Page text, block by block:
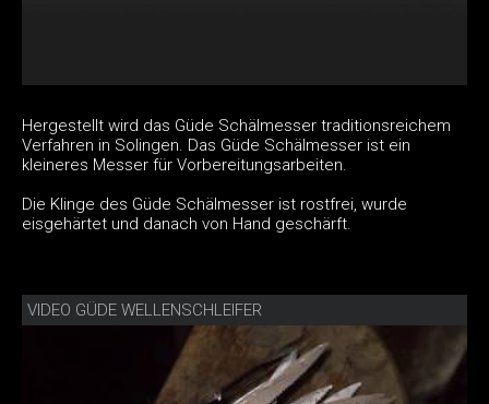
Hergestellt wird das Güde Schälmesser traditionsreichem
Verfahren in Solingen. Das Güde Schälmesser ist ein
kleineres Messer für Vorbereitungsarbeiten.
Die Klinge des Güde Schälmesser ist rostfrei, wurde
eisgehärtet und danach von Hand geschärft.
VIDEO GÜDE WELLENSCHLEIFER